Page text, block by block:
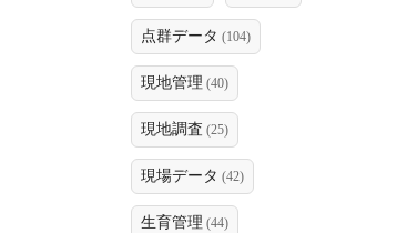
点群データ (104)
現地管理 (40)
現地調査 (25)
現場データ (42)
生育管理 (44)